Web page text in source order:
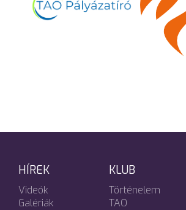
HÍREK
Videók
Galériák
KLUB
Történelem
TAO